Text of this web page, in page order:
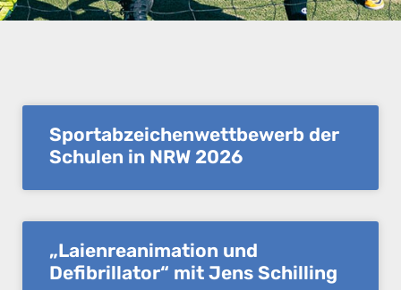
Sportabzeichenwettbewerb der
Schulen in NRW 2026
„Laienreanimation und
Defibrillator“ mit Jens Schilling